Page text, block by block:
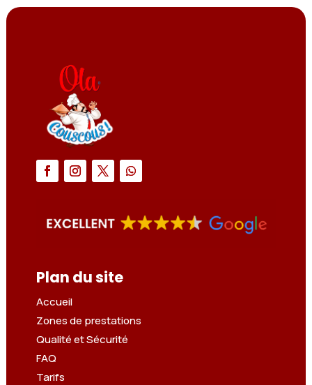
Plan du site
Accueil
Zones de prestations
Qualité et Sécurité
FAQ
Tarifs